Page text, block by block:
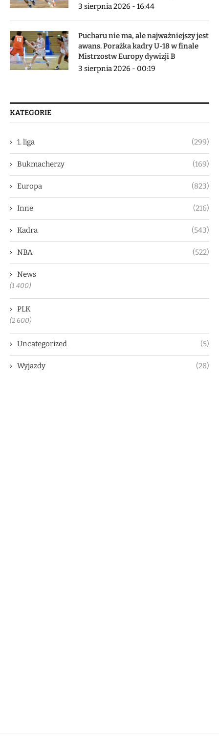
3 sierpnia 2026 - 16:44
Pucharu nie ma, ale najważniejszy jest
awans. Porażka kadry U-18 w finale
Mistrzostw Europy dywizji B
3 sierpnia 2026 - 00:19
KATEGORIE
1. liga (299)
Bukmacherzy (169)
Europa (823)
Inne (216)
Kadra (543)
NBA (522)
News
(1 400)
PLK
(2 600)
Uncategorized (5)
Wyjazdy (28)